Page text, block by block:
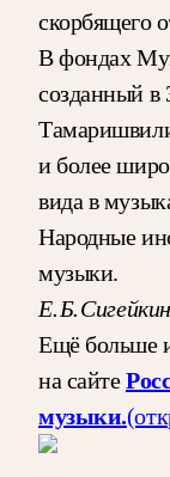
скорбящего
В фондах
созданный в
и более
вида в
Народные
музыки.
Е. Б.
Ещё больше
на сайте
музыки.